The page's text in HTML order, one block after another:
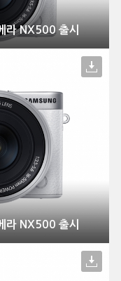
라 NX500 출시
라 NX500 출시